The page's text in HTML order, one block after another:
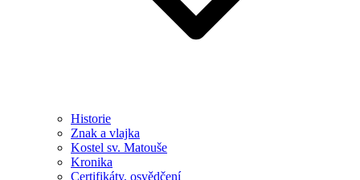
Historie
Znak a vlajka
Kostel sv. Matouše
Kronika
Certifikáty, osvědčení